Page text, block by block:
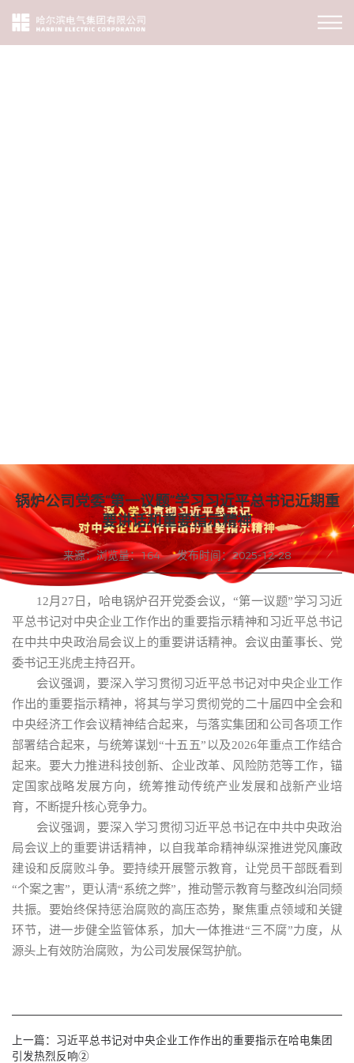
锅炉公司党委“第一议题”学习习近平总书记近期重
要讲话和重要指示精神
来源：浏览量：164 发布时间：2025-12-28
12月27日，哈电锅炉召开党委会议，“第一议题”学习习近
平总书记对中央企业工作作出的重要指示精神和习近平总书记
在中共中央政治局会议上的重要讲话精神。会议由董事长、党
委书记王兆虎主持召开。
会议强调，要深入学习贯彻习近平总书记对中央企业工作
作出的重要指示精神，将其与学习贯彻党的二十届四中全会和
中央经济工作会议精神结合起来，与落实集团和公司各项工作
部署结合起来，与统筹谋划“十五五”以及2026年重点工作结合
起来。要大力推进科技创新、企业改革、风险防范等工作，锚
定国家战略发展方向，统筹推动传统产业发展和战新产业培
育，不断提升核心竞争力。
会议强调，要深入学习贯彻习近平总书记在中共中央政治
局会议上的重要讲话精神，以自我革命精神纵深推进党风廉政
建设和反腐败斗争。要持续开展警示教育，让党员干部既看到
“个案之害”，更认清“系统之弊”，推动警示教育与整改纠治同频
共振。要始终保持惩治腐败的高压态势，聚焦重点领域和关键
环节，进一步健全监管体系，加大一体推进“三不腐”力度，从
源头上有效防治腐败，为公司发展保驾护航。
上一篇： 习近平总书记对中央企业工作作出的重要指示在哈电集团
引发热烈反响②